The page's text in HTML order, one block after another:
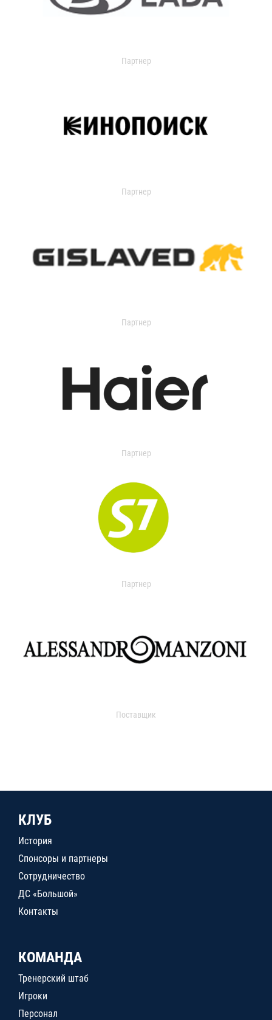
Партнер
Партнер
Партнер
Партнер
Партнер
Поставщик
КЛУБ
История
Спонсоры и партнеры
Сотрудничество
ДС «Большой»
Контакты
КОМАНДА
Тренерский штаб
Игроки
Персонал